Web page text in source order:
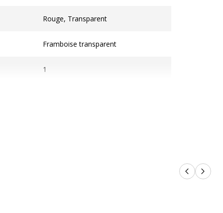
Rouge, Transparent
Framboise transparent
1
Produits